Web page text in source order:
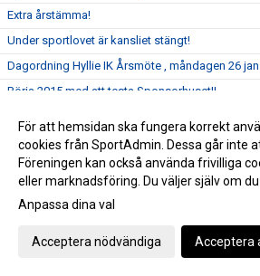
Extra årstämma!
Under sportlovet är kansliet stängt!
Dagordning Hyllie IK Årsmöte , måndagen 26
Börja 2015 med att testa Sponsorhuset!!
Kallelse Årsmöte Hyllie IK - 2015-01-26
Välkommen på Luciafirande hos Hyllie IK!
Besök vår nya sida hos Sponsorhuset!!
Medlemserbjudande på Zacky!
För att hemsidan ska fungera korrekt
cookies från SportAdmin. Dessa går inte
Föreningen kan också använda frivilliga
eller marknadsföring. Du väljer själv om
Anpassa dina val
Acceptera nödvändiga Acceptera